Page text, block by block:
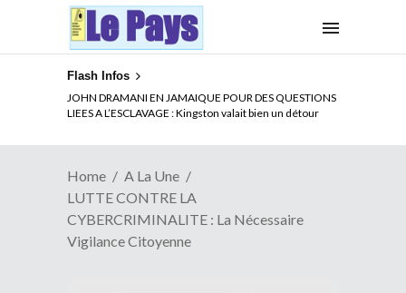
Flash Infos
JOHN DRAMANI EN JAMAIQUE POUR DES QUESTIONS
LIEES A L’ESCLAVAGE : Kingston valait bien un détour
ELECTION DE TALON A LA TETE DU SENAT BENINOIS :
Quand Patrice quitte le pouvoir sans partir !
Home
A La Une
LUTTE CONTRE LA
CYBERCRIMINALITE : La Nécessaire
Vigilance Citoyenne